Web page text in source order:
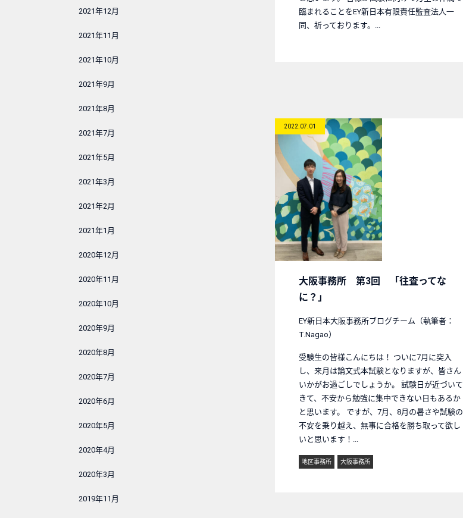
臨まれることをEY新日本有限責任監査法人一
同、祈っております。...
2022.07.01
大阪事務所 第3回 「往査ってな
に？」
EY新日本大阪事務所ブログチーム（執筆者：
T.Nagao）
受験生の皆様こんにちは！ ついに7月に突入
し、来月は論文式本試験となりますが、皆さん
いかがお過ごしでしょうか。 試験日が近づいて
きて、不安から勉強に集中できない日もあるか
と思います。 ですが、7月、8月の暑さや試験の
不安を乗り越え、無事に合格を勝ち取って欲し
いと思います！...
地区事務所 大阪事務所
2021年12月
2021年11月
2021年10月
2021年9月
2021年8月
2021年7月
2021年5月
2021年3月
2021年2月
2021年1月
2020年12月
2020年11月
2020年10月
2020年9月
2020年8月
2020年7月
2020年6月
2020年5月
2020年4月
2020年3月
2019年11月